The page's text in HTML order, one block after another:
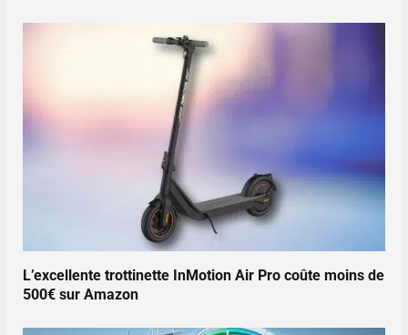
L’excellente trottinette InMotion Air Pro coûte moins de
500€ sur Amazon